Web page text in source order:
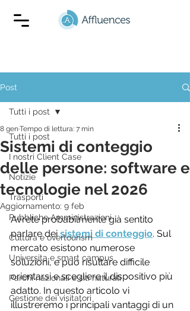
Post
Tutti i post
I nostri Client Case
Notizie
Trasporti
Pubbliche Amministrazioni
Cultura e overtourism
Universita e smart campus
Parchi nazionali e siti naturali
Gestione dei visitatori
Tutti i post
Sistemi di conteggio
delle persone: software e
tecnologie nel 2026
8 genTempo di lettura: 7 min
Aggiornamento: 9 feb
Avrete probabilmente già sentito
parlare dei sistemi di conteggio. Sul
mercato esistono numerose
soluzioni, e può risultare difficile
orientarsi e scegliere il dispositivo più
adatto. In questo articolo vi
illustreremo i principali vantaggi di un